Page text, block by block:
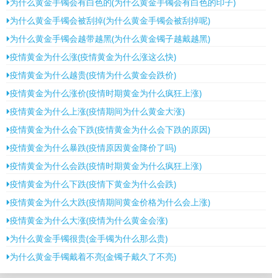
为什么黄金手镯会被刮掉(为什么黄金手镯会被刮掉呢)
为什么黄金手镯会越带越黑(为什么黄金镯子越戴越黑)
疫情黄金为什么涨(疫情黄金为什么涨这么快)
疫情黄金为什么越贵(疫情为什么黄金会跌价)
疫情黄金为什么涨价(疫情时期黄金为什么疯狂上涨)
疫情黄金为什么上涨(疫情期间为什么黄金大涨)
疫情黄金为什么会下跌(疫情黄金为什么会下跌的原因)
疫情黄金为什么暴跌(疫情原因黄金降价了吗)
疫情黄金为什么会跌(疫情时期黄金为什么疯狂上涨)
疫情黄金为什么下跌(疫情下黄金为什么会跌)
疫情黄金为什么大跌(疫情期间黄金价格为什么会上涨)
疫情黄金为什么大涨(疫情为什么黄金会涨)
为什么黄金手镯很贵(金手镯为什么那么贵)
为什么黄金手镯戴着不亮(金镯子戴久了不亮)